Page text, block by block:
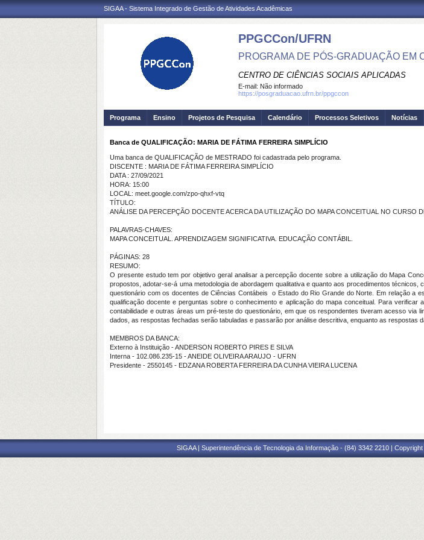
SIGAA - Sistema Integrado de Gestão de Atividades Acadêmicas
PPGCCon/UFRN
PROGRAMA DE PÓS-GRADUAÇÃO EM
CENTRO DE CIÊNCIAS SOCIAIS APLICADAS
E-mail: Não informado
https://posgraduacao.ufrn.br/ppgccon
Programa Ensino Projetos de Pesquisa Calendário Processos Seletivos Notícias
Banca de QUALIFICAÇÃO: MARIA DE FÁTIMA FERREIRA SIMPLÍCIO
Uma banca de QUALIFICAÇÃO de MESTRADO foi cadastrada pelo programa.
DISCENTE : MARIA DE FÁTIMA FERREIRA SIMPLÍCIO
DATA : 27/09/2021
HORA: 15:00
LOCAL: meet.google.com/zpo-qhxf-vtq
TÍTULO:
ANÁLISE DA PERCEPÇÃO DOCENTE ACERCA DA UTILIZAÇÃO DO MAPA CONCEITUAL NO
PALAVRAS-CHAVES:
MAPA CONCEITUAL. APRENDIZAGEM SIGNIFICATIVA. EDUCAÇÃO CONTÁBIL.
PÁGINAS: 28
RESUMO:
O presente estudo tem por objetivo geral analisar a percepção docente sobre a utilização do Mapa
propostos, adotar-se-á uma metodologia de abordagem qualitativa e quanto aos procedimentos
questionário com os docentes de Ciências Contábeis o Estado do Rio Grande do Norte. Em relação a
qualificação docente e perguntas sobre o conhecimento e aplicação do mapa conceitual. Para
contabilidade e outras áreas um pré-teste do questionário, em que os respondentes tiveram acesso via
dados, as respostas fechadas serão tabuladas e passarão por análise descritiva, enquanto as respostas
MEMBROS DA BANCA:
Externo à Instituição - ANDERSON ROBERTO PIRES E SILVA
Interna - 102.086.235-15 - ANEIDE OLIVEIRA ARAUJO - UFRN
Presidente - 2550145 - EDZANA ROBERTA FERREIRA DA CUNHA VIEIRA LUCENA
SIGAA | Superintendência de Tecnologia da Informação - (84) 3342 2210 |